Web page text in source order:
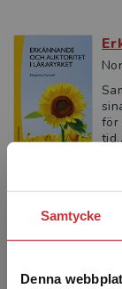
Samtycke
Denna
för